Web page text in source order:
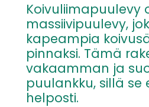
Koivuliimapuulevy
massiivipuulevy,
kapeampia
pinnaksi. Tämä
vakaamman ja
puulankku, sillä
helposti.